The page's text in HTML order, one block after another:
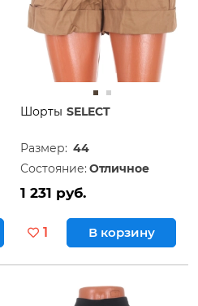
Шорты SELECT
Размер: 44
Состояние: Отличное
1 231 руб.
1 В корзину